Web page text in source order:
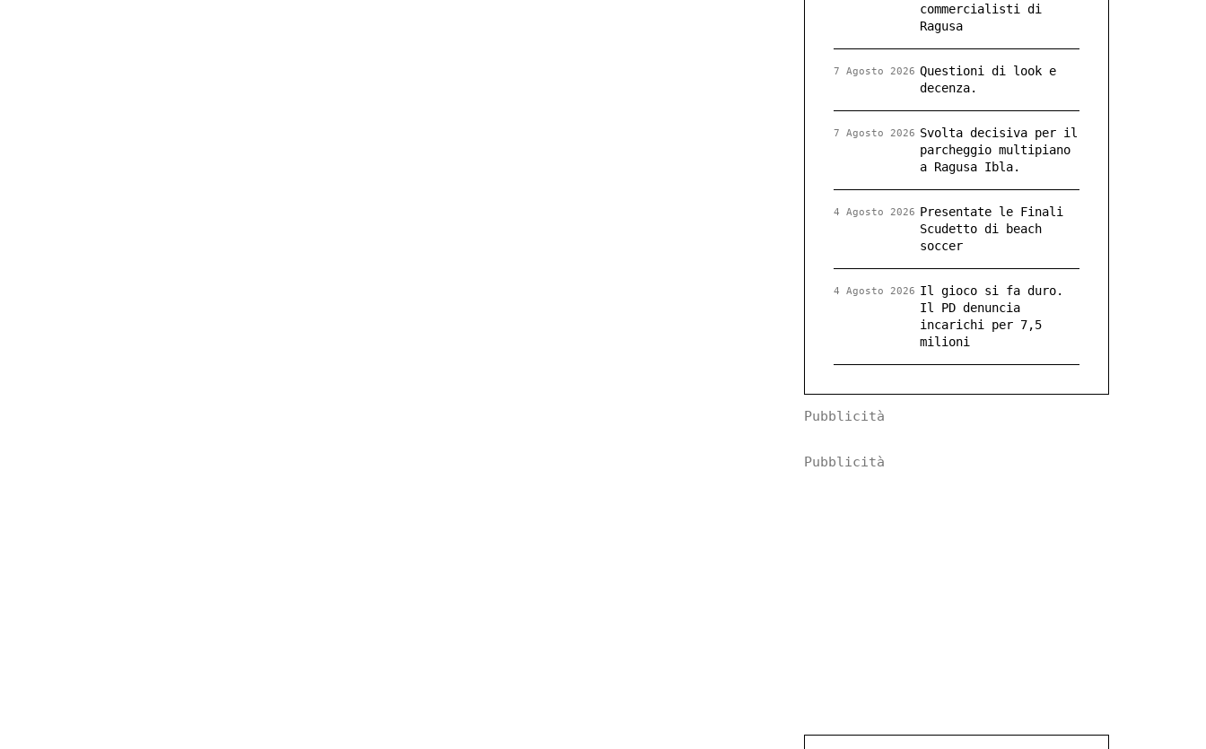
commercialisti di
Ragusa
Questioni di look e
decenza.
7 Agosto 2026
Svolta decisiva per il
parcheggio multipiano
a Ragusa Ibla.
7 Agosto 2026
Presentate le Finali
Scudetto di beach
soccer
4 Agosto 2026
Il gioco si fa duro.
Il PD denuncia
incarichi per 7,5
milioni
4 Agosto 2026
Pubblicità
Pubblicità